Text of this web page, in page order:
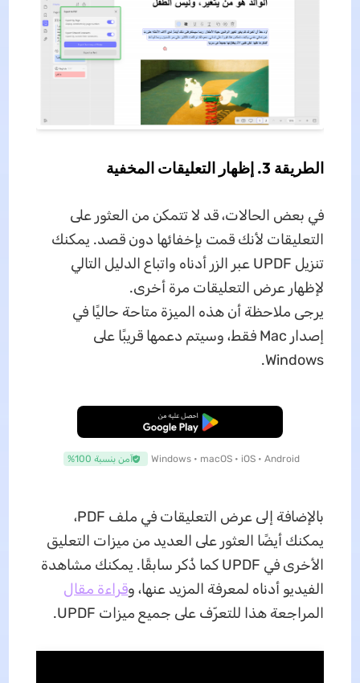
الطريقة 3. إظهار التعليقات المخفية
في بعض الحالات، قد لا تتمكن من العثور على
التعليقات لأنك قمت بإخفائها دون قصد. يمكنك
تنزيل UPDF عبر الزر أدناه واتباع الدليل التالي
لإظهار عرض التعليقات مرة أخرى.
يرجى ملاحظة أن هذه الميزة متاحة حاليًا في
إصدار Mac فقط، وسيتم دعمها قريبًا على
Windows.
تنزيل مجاني
Windows • macOS • iOS • Android آمن بنسبة 100%
بالإضافة إلى عرض التعليقات في ملف PDF،
يمكنك أيضًا العثور على العديد من ميزات التعليق
الأخرى في UPDF كما ذُكر سابقًا. يمكنك مشاهدة
الفيديو أدناه لمعرفة المزيد عنها، وقراءة مقال
المراجعة هذا للتعرّف على جميع ميزات UPDF.